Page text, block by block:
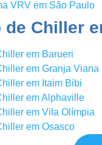
VRV em São Paulo
de Chiller
em Barueri
em Granja Viana
em Itaim Bibi
em Alphaville
em Vila Olímpia
em Osasco